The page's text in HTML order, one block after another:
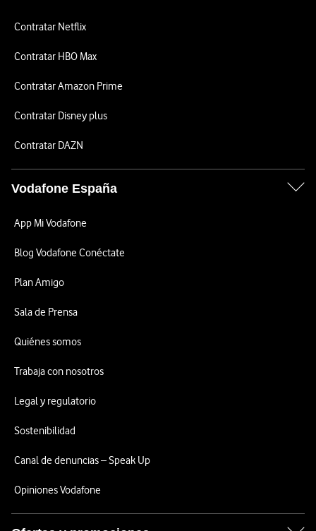
Contratar Netflix
Contratar HBO Max
Contratar Amazon Prime
Contratar Disney plus
Contratar DAZN
Vodafone España
App Mi Vodafone
Blog Vodafone Conéctate
Plan Amigo
Sala de Prensa
Quiénes somos
Trabaja con nosotros
Legal y regulatorio
Sostenibilidad
Canal de denuncias – Speak Up
Opiniones Vodafone